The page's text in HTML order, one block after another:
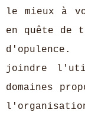
le mieux à
en quête
joindre
domaines